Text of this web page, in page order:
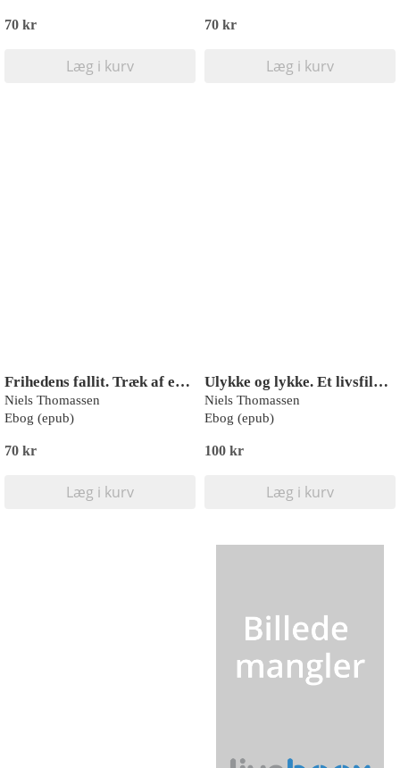
70 kr
Læg i kurv
70 kr
Læg i kurv
Frihedens fallit. Træk af en samtidsdiagnose
Niels Thomassen
Ebog (epub)
70 kr
Læg i kurv
Ulykke og lykke. Et livsfilosofisk udspil med stadigt hensyn til Søren Kierkegaard
Niels Thomassen
Ebog (epub)
100 kr
Læg i kurv